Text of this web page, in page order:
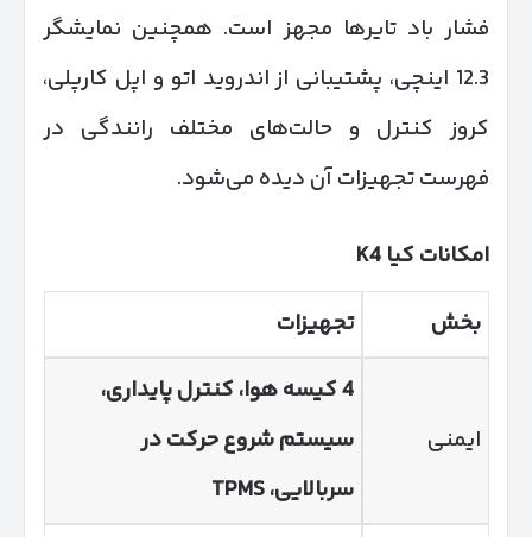
فشار باد تایرها مجهز است. همچنین نمایشگر
12.3 اینچی، پشتیبانی از اندروید اتو و اپل کارپلی،
کروز کنترل و حالت‌های مختلف رانندگی در
فهرست تجهیزات آن دیده می‌شود.
امکانات کیا
بخش
تجهیزات
ایمنی
4کیسه هوا، کنترل پایداری،
سیستم شروع حرکت در
سربالایی،TPMS